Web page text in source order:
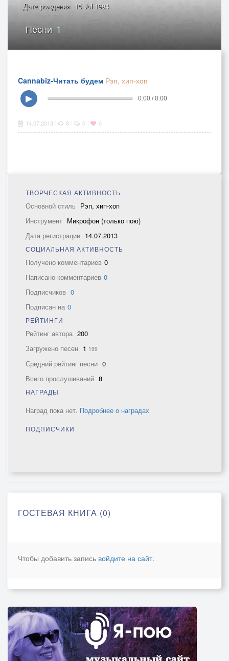
Дата рождения 15 Jul 1994
Песни 1
Cannabiz-Читать будем Рэп, хип-хоп
▶
0:00 / 0:00
14.07.2013 8 0 0
ТВОРЧЕСКАЯ АКТИВНОСТЬ
Основной стиль Рэп, хип-хоп
Инструмент Микрофон (только пою)
Дата регистрации 14.07.2013
СОЦИАЛЬНАЯ АКТИВНОСТЬ
Получено комментариев 0
Написано комментариев 0
Подписчиков 0
Подписан на 0
РЕЙТИНГИ
Рейтинг автора 200
Загружено песен 1 199
Средний рейтинг песни 0
Всего прослушиваний 8
НАГРАДЫ
Наград пока нет. Подробнее о наградах
ПОДПИСЧИКИ
ГОСТЕВАЯ КНИГА (0)
Чтобы добавить запись войдите на сайт.